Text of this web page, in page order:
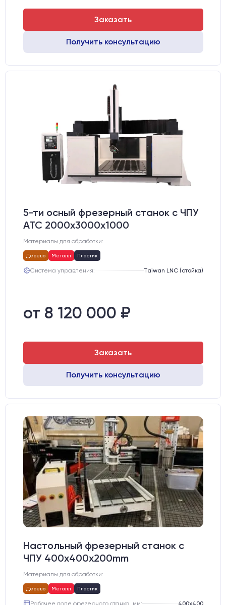
Заказать
Получить консультацию
5-ти осный фрезерный станок с ЧПУ
АТС 2000х3000х1000
Материалы для обработки:
Дерево Металл Пластик
Система управления: Taiwan LNC (стойка)
от 8 120 000 ₽
Заказать
Получить консультацию
Настольный фрезерный станок с
ЧПУ 400x400x200mm
Материалы для обработки:
Дерево Металл Пластик
Рабочее поле фрезерного станка, мм:
400х400